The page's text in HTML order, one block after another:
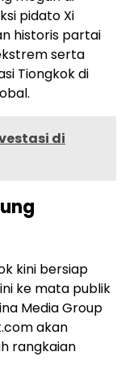
pidato Xi
historis partai
serta
Tiongkok di
di
kini bersiap
ke mata publik
Media Group
akan
rangkaian